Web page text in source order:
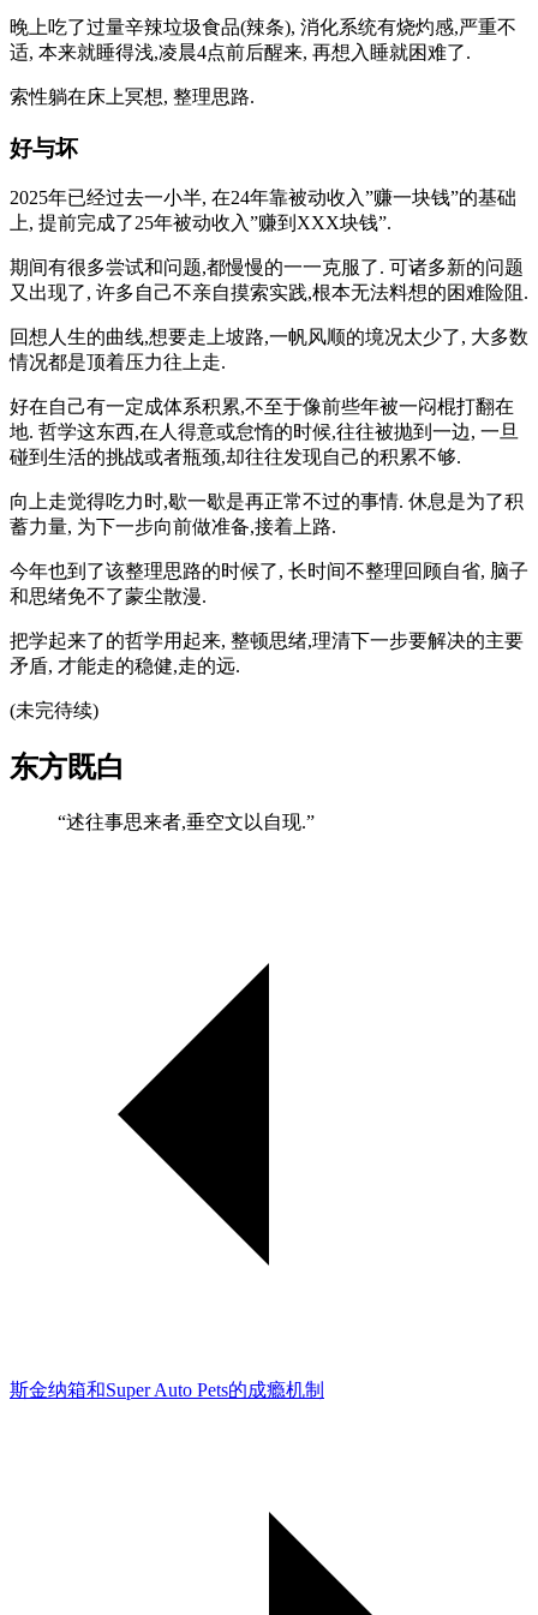
晚上吃了过量辛辣垃圾食品(辣条), 消化系统有烧灼感,严重不
适, 本来就睡得浅,凌晨4点前后醒来, 再想入睡就困难了.
索性躺在床上冥想, 整理思路.
好与坏
2025年已经过去一小半, 在24年靠被动收入”赚一块钱”的基础
上, 提前完成了25年被动收入”赚到XXX块钱”.
期间有很多尝试和问题,都慢慢的一一克服了. 可诸多新的问题
又出现了, 许多自己不亲自摸索实践,根本无法料想的困难险阻.
回想人生的曲线,想要走上坡路,一帆风顺的境况太少了, 大多数
情况都是顶着压力往上走.
好在自己有一定成体系积累,不至于像前些年被一闷棍打翻在
地. 哲学这东西,在人得意或怠惰的时候,往往被抛到一边, 一旦
碰到生活的挑战或者瓶颈,却往往发现自己的积累不够.
向上走觉得吃力时,歇一歇是再正常不过的事情. 休息是为了积
蓄力量, 为下一步向前做准备,接着上路.
今年也到了该整理思路的时候了, 长时间不整理回顾自省, 脑子
和思绪免不了蒙尘散漫.
把学起来了的哲学用起来, 整顿思绪,理清下一步要解决的主要
矛盾, 才能走的稳健,走的远.
(未完待续)
东方既白
“述往事思来者,垂空文以自现.”
斯金纳箱和Super Auto Pets的成瘾机制